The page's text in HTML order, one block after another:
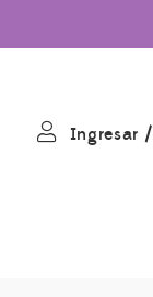
Ingresar /